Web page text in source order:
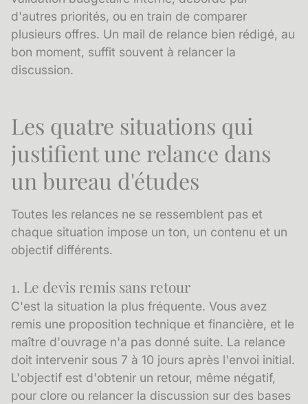
d'autres priorités, ou en train de comparer
plusieurs offres. Un mail de relance bien rédigé, au
bon moment, suffit souvent à relancer la
discussion.
Les quatre situations qui
justifient une relance dans
un bureau d'études
Toutes les relances ne se ressemblent pas et
chaque situation impose un ton, un contenu et un
objectif différents.
1. Le devis remis sans retour
C'est la situation la plus fréquente. Vous avez
remis une proposition technique et financière, et le
maître d'ouvrage n'a pas donné suite. La relance
doit intervenir sous 7 à 10 jours après l'envoi initial.
L'objectif est d'obtenir un retour, même négatif,
pour clore ou relancer la discussion sur des bases